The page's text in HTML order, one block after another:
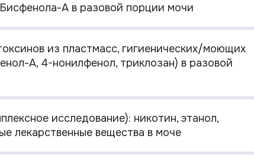
А в разовой порции мочи
из пластмасс, гигиенических/моющих
А, 4-нонилфенол, триклозан) в разовой
исследование): никотин, этанол,
лекарственные вещества в моче